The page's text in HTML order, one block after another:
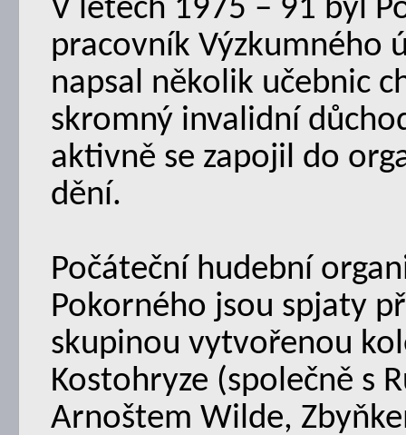
V letech 1975 – 91 byl
pracovník Výzkumného
napsal několik učebnic
skromný invalidní
aktivně se zapojil do
dění.
Počáteční hudební
Pokorného jsou spjaty
skupinou vytvořenou
Kostohryze (společně s
Arnoštem Wilde,